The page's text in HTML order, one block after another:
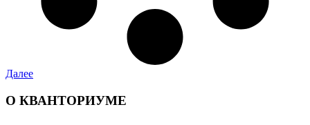
Далее
О КВАНТОРИУМЕ